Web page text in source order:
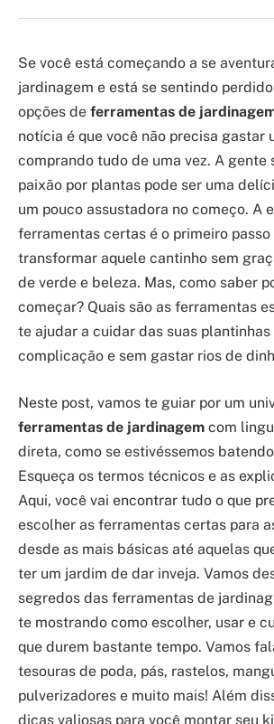
Se você está começando a se
jardinagem e está se sentindo
opções de ferramentas de
notícia é que você não precisa gastar
comprando tudo de uma vez. A gente
paixão por plantas pode ser uma
um pouco assustadora no começo. A
ferramentas certas é o primeiro passo
transformar aquele cantinho sem
de verde e beleza. Mas, como saber
começar? Quais são as ferramentas
te ajudar a cuidar das suas plantinhas
complicação e sem gastar rios de
Neste post, vamos te guiar por um
ferramentas de jardinagem com
direta, como se estivéssemos
Esqueça os termos técnicos e as
Aqui, você vai encontrar tudo o que
escolher as ferramentas certas para
desde as mais básicas até aquelas
ter um jardim de dar inveja. Vamos
segredos das ferramentas de
te mostrando como escolher, usar e
que durem bastante tempo. Vamos
tesouras de poda, pás, rastelos,
pulverizadores e muito mais! Além
dicas valiosas para você montar seu